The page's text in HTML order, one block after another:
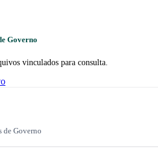
Governo
vinculados para consulta.
de Governo